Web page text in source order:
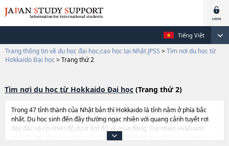
Tiếng Việt
Trang thông tin về du học đại học,cao học tại Nhật JPSS > Tìm nơi du học từ
Hokkaido Đại học > Trang thứ 2
Tìm nơi du học từ Hokkaido Đại học(Trang thứ 2)
Trong 47 tỉnh thành của Nhật bản thì Hokkaido là tỉnh nằm ở phía bắc
nhất. Du học sinh đến đây thường ngạc nhiên với quang cảnh tuyết rơi
dày đặc và có nhiệt độ dưới âm độ về mùa đông. Tuy nhiên Hokkaido
cũng là nơi có môi trường sinh hoạt tốt với nhiều hoạt động ngoài trời